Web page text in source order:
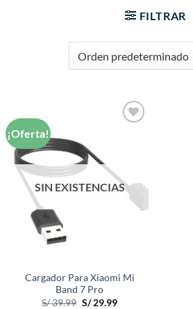
FILTRAR
¡Oferta!
SIN EXISTENCIAS
Cargador Para Xiaomi Mi
Band 7 Pro
S/39.99 El
S/29.99El